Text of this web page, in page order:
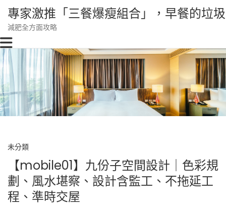
content
專家激推「三餐爆瘦組合」，早餐的垃
減肥全方面攻略
未分類
【mobile01】九份子空間設計｜色彩規
劃、風水堪察、設計含監工、不拖延工
程、準時交屋